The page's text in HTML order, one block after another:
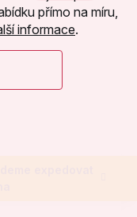
přímo na míru,
informace.
expedovat